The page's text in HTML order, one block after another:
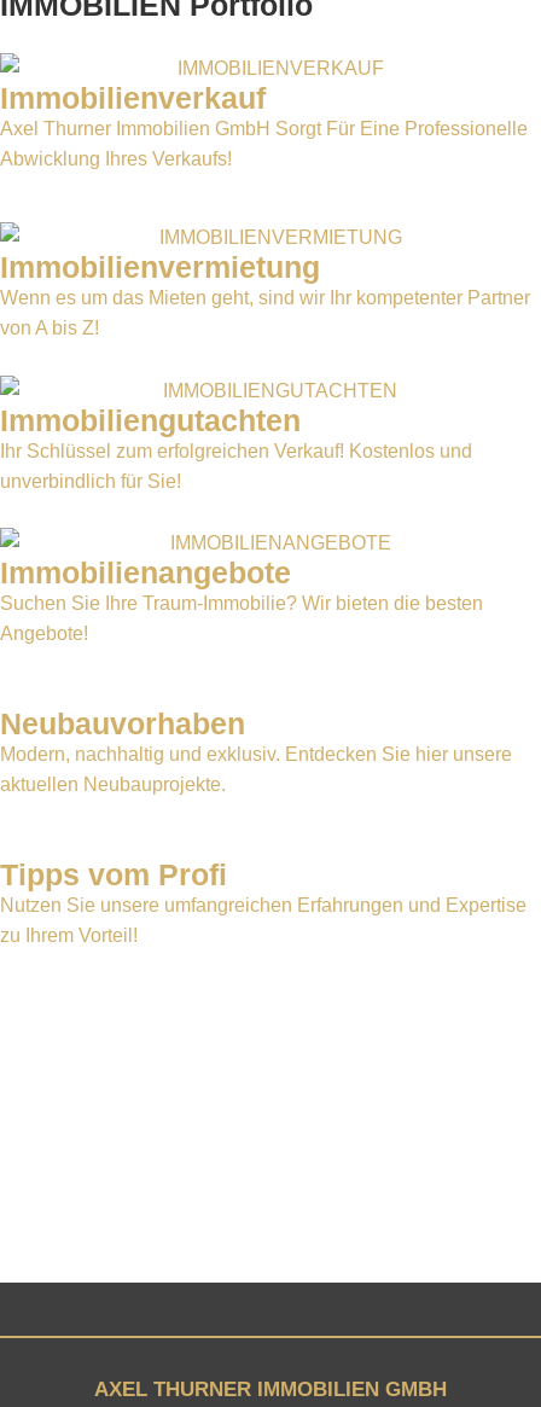
Immobilienverkauf
Axel Thurner Immobilien GmbH Sorgt Für Eine Professionelle
Abwicklung Ihres Verkaufs!
Immobilienvermietung
Wenn es um das Mieten geht, sind wir Ihr kompetenter Partner
von A bis Z!
Immobiliengutachten
Ihr Schlüssel zum erfolgreichen Verkauf! Kostenlos und
unverbindlich für Sie!
Immobilienangebote
Suchen Sie Ihre Traum-Immobilie? Wir bieten die besten
Angebote!
Neubauvorhaben
Modern, nachhaltig und exklusiv. Entdecken Sie hier unsere
aktuellen Neubauprojekte.
Tipps vom Profi
Nutzen Sie unsere umfangreichen Erfahrungen und Expertise
zu Ihrem Vorteil!
AXEL THURNER IMMOBILIEN GMBH